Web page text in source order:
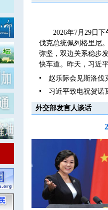
2026年7月29日
伐克总统佩列格里尼
弥坚，双边关系稳步
快车道。昨天，习近
赵乐际会见斯洛伐
习近平致电祝贺诺
外交部发言人谈话